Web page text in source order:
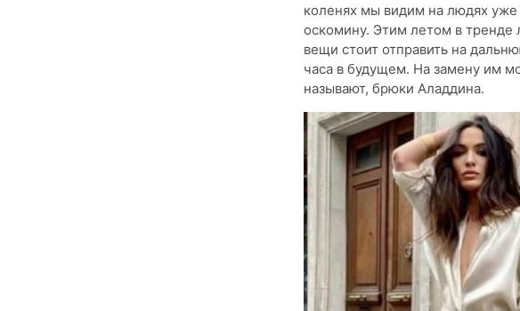
коленях мы видим на людях
оскомину. Этим летом в тренде
вещи стоит отправить на
часа в будущем. На замену им
называют, брюки Аладдина.